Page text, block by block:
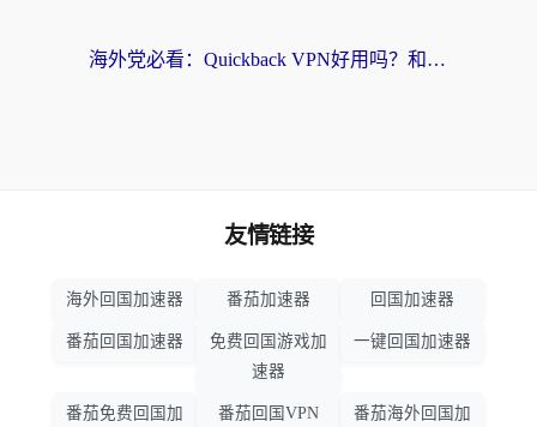
海外党必看：Quickback VPN好用吗？和小黑牛VPN对比哪个回国效果更好？附真实体验+避坑指南
友情链接
海外回国加速器 番茄加速器 回国加速器
番茄回国加速器
免费回国游戏加
速器
一键回国加速器
番茄免费回国加
番茄回国VPN
番茄海外回国加